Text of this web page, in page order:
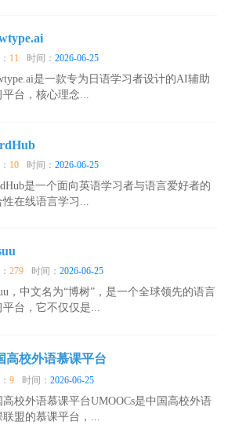
11 时间：2026-06-25
是一款专为日语学习者设计的AI辅助
平台，核心理念...
10 时间：2026-06-25
是一个面向英语学习者与语言爱好者的
性在线语言学习...
279 时间：2026-06-25
，中文名为“博树”，是一个全球领先的语言
平台，它不仅仅是...
高校外语慕课平台
9 时间：2026-06-25
高校外语慕课平台UMOOCs是中国高校外语
联盟的慕课平台，...